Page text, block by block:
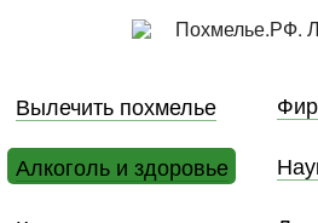
Вылечить похмелье
Алкоголь и здоровье